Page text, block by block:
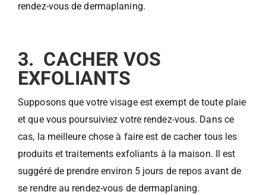
rendez-vous de dermaplaning.
3. CACHER VOS
EXFOLIANTS
Supposons que votre visage est exempt de toute plaie
et que vous poursuiviez votre rendez-vous. Dans ce
cas, la meilleure chose à faire est de cacher tous les
produits et traitements exfoliants à la maison. Il est
suggéré de prendre environ 5 jours de repos avant de
se rendre au rendez-vous de dermaplaning.